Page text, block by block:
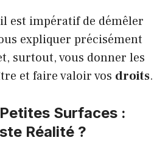
est impératif de démêler
expliquer précisément
surtout, vous donner les
et faire valoir vos droits.
Surfaces :
Réalité ?